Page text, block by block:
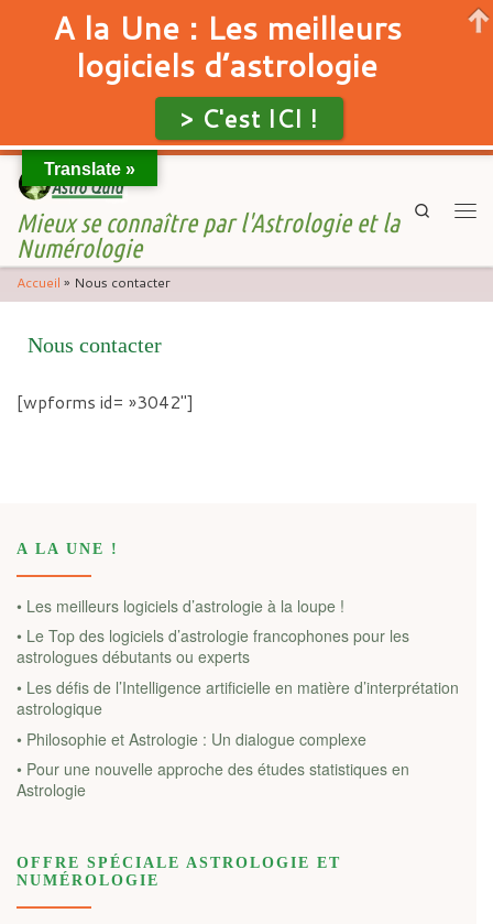
Skip to content
Mieux se connaître par l'Astrologie et la
Numérologie
Search
Accueil » Nous contacter
Nous contacter
[wpforms id= »3042″]
A LA UNE !
• Les meilleurs logiciels d’astrologie à la loupe !
• Le Top des logiciels d’astrologie francophones pour les
astrologues débutants ou experts
• Les défis de l’Intelligence artificielle en matière d’interprétation
astrologique
• Philosophie et Astrologie : Un dialogue complexe
• Pour une nouvelle approche des études statistiques en
Astrologie
OFFRE SPÉCIALE ASTROLOGIE ET
NUMÉROLOGIE
Translate »
A la Une : Les meilleurs
logiciels d’astrologie
> C'est ICI !